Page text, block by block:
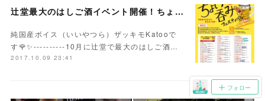
辻堂最大のはしご酒イベント開催！ちょい呑みフェスティバル♪ PR第5弾！「Be-Sun × 純国産ボイス」
純国産ボイス（いいやつら）ザッキモKatooで
す🌹✨----------10月に辻堂で最大のはしご酒…
2017.10.09 23:41
フォロー